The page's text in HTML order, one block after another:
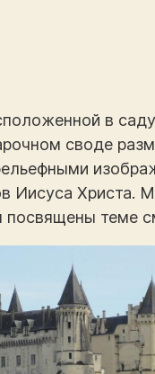
в
своде
Иисуса Христа.
посвящены теме